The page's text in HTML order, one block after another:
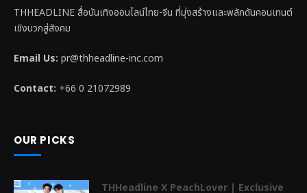
THHEADLINE สื่อบันเทิงออนไลน์ไทย-จีน ที่มุ่งสร้างและพลักดันคอนเทนต์
เชิงบวกสู่สังคม
Email Us: pr@thheadline-inc.com
Contact: +66 0 21072989
OUR PICKS
THHeadline X PeachLover | Exclusive